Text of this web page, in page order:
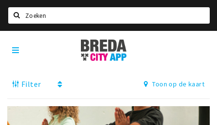
Home
Deals
Nieuws, interviews & blogs
Breda
City
App
Filter Toon op de kaart